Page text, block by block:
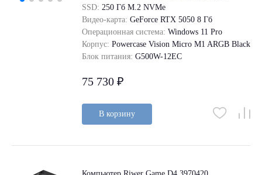
SSD: 250 Гб M.2 NVMe
Видео-карта: GeForce RTX 5050 8 Гб
Операционная система: Windows 11 Pro
Корпус: Powercase Vision Micro M1 ARGB Black
Блок питания: G500W-12EC
75 730 ₽
В корзину